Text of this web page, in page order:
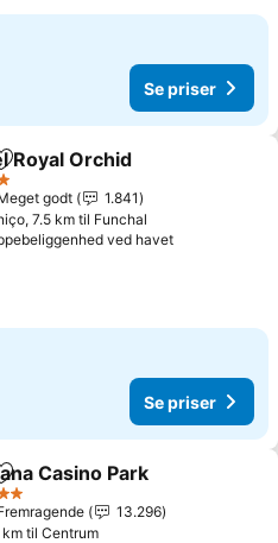
Se priser
Føj til favoritter
Royal Orchid
godt
1.841
7.5 km til Funchal
ved havet
Se priser
Føj til favoritter
Casino Park
13.296
til Centrum